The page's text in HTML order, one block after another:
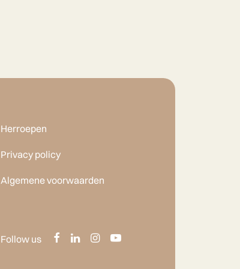
Herroepen
Privacy policy
Algemene voorwaarden